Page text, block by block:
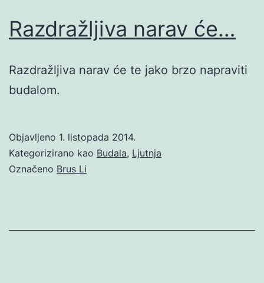
Razdražljiva narav će…
Razdražljiva narav će te jako brzo napraviti
budalom.
Objavljeno 1. listopada 2014.
Kategorizirano kao Budala, Ljutnja
Označeno Brus Li